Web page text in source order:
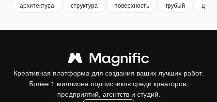
архитектура структура поверхность грубый
Креативная платформа для создания ваших лучших работ.
Более 1 миллиона подписчиков среди креаторов,
предприятий, агентств и студий.